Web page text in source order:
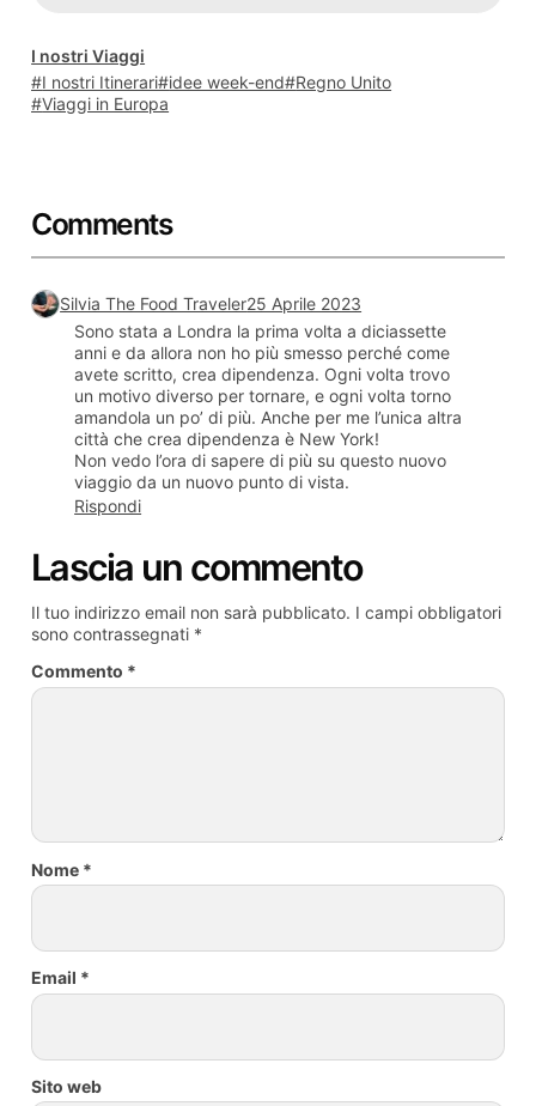
I nostri Viaggi
I nostri Itinerari idee week-end Regno Unito
Viaggi in Europa
Comments
Silvia The Food Traveler25 Aprile 2023
Sono stata a Londra la prima volta a diciassette
anni e da allora non ho più smesso perché come
avete scritto, crea dipendenza. Ogni volta trovo
un motivo diverso per tornare, e ogni volta torno
amandola un po’ di più. Anche per me l’unica altra
città che crea dipendenza è New York!
Non vedo l’ora di sapere di più su questo nuovo
viaggio da un nuovo punto di vista.
Rispondi
Lascia un commento
Il tuo indirizzo email non sarà pubblicato. I campi obbligatori
sono contrassegnati *
Commento *
Nome *
Email *
Sito web